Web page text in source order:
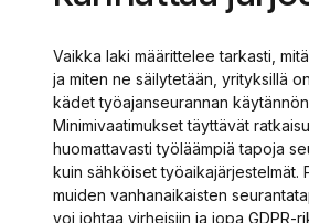
Vaikka laki määrittelee tarkasti,
ja miten ne säilytetään, yrityksillä
kädet työajanseurannan
Minimivaatimukset täyttävät
huomattavasti työläämpiä tapoja
kuin sähköiset työaikajärjestelmät.
muiden vanhanaikaisten
voi johtaa virheisiin ja jopa GDPR-